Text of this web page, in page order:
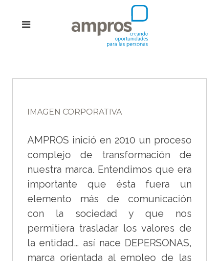
IMAGEN CORPORATIVA
AMPROS inició en 2010 un proceso
complejo de transformación de
nuestra marca. Entendimos que era
importante que ésta fuera un
elemento más de comunicación
con la sociedad y que nos
permitiera trasladar los valores de
la entidad… así nace DEPERSONAS,
marca orientada al empleo de las